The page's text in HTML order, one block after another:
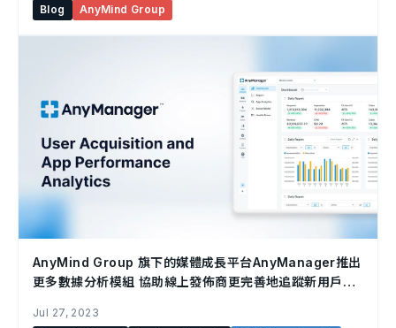
Blog
AnyMind Group
AnyMind Group 旗下的媒體成長平台AnyManager推出
更多數據分析模組 協助線上發佈商更完善地追蹤新用戶獲
Jul 27, 2023